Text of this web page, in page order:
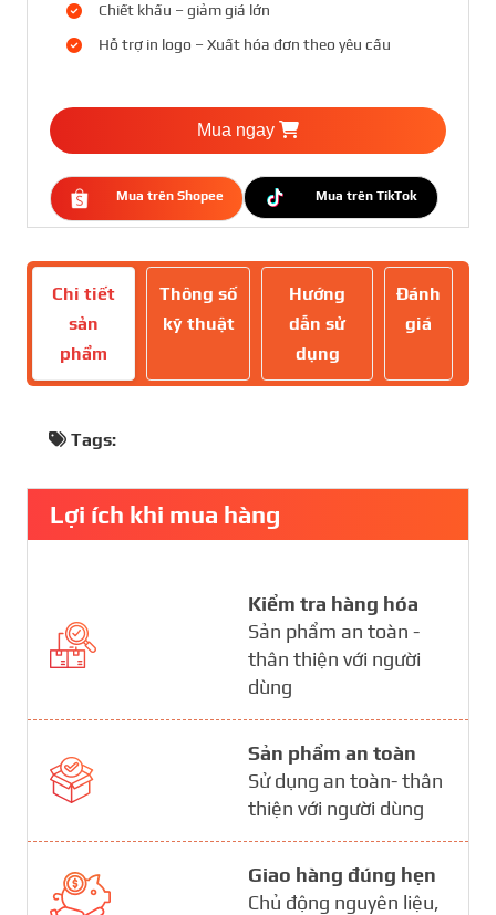
Chiết khấu – giảm giá lớn
Hỗ trợ in logo – Xuất hóa đơn theo yêu cầu
Mua ngay
Mua trên Shopee Mua trên TikTok
Chi tiết
sản
phẩm
Thông số
kỹ thuật
Hướng
dẫn sử
dụng
Đánh
giá
Tags:
Lợi ích khi mua hàng
Kiểm tra hàng hóa
Sản phẩm an toàn -
thân thiện với người
dùng
Sản phẩm an toàn
Sử dụng an toàn- thân
thiện với người dùng
Giao hàng đúng hẹn
Chủ động nguyên liệu,